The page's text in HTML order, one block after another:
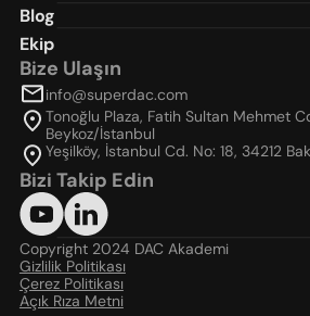
Blog
Ekip
Bize Ulaşın
info@superdac.com
Tonoğlu Plaza, Fatih Sultan Mehmet
Beykoz/İstanbul
Yeşilköy, İstanbul Cd. No: 18, 34212
Bizi Takip Edin
Copyright 2024 DAC Akademi
Gizlilik Politikası
Çerez Politikası
Açık Rıza Metni